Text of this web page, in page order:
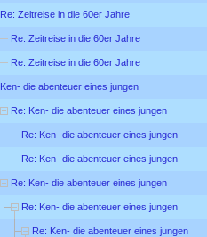
Re: Zeitreise in die 60er Jahre
Re: Zeitreise in die 60er Jahre
Re: Zeitreise in die 60er Jahre
Ken- die abenteuer eines jungen
Re: Ken- die abenteuer eines jungen
Re: Ken- die abenteuer eines jungen
Re: Ken- die abenteuer eines jungen
Re: Ken- die abenteuer eines jungen
Re: Ken- die abenteuer eines jungen
Re: Ken- die abenteuer eines jungen